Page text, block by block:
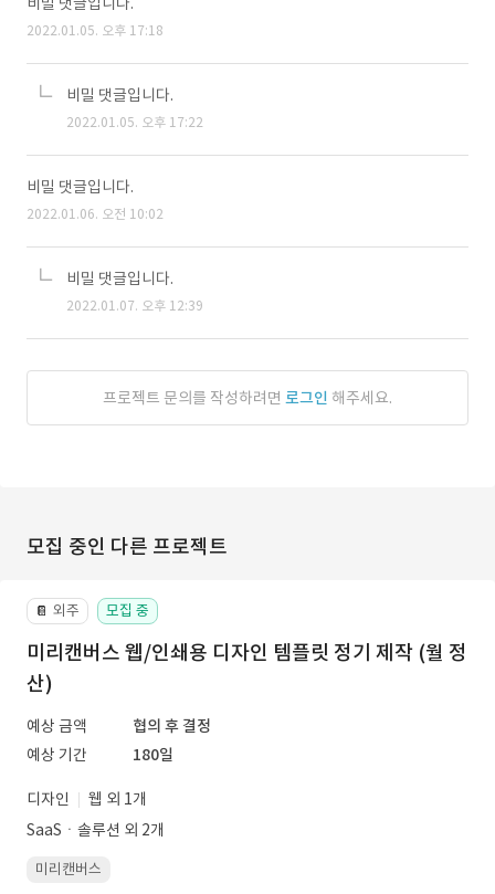
2022.01.05. 오후 17:18
비밀 댓글입니다.
2022.01.05. 오후 17:22
비밀 댓글입니다.
2022.01.06. 오전 10:02
비밀 댓글입니다.
2022.01.07. 오후 12:39
프로젝트 문의를 작성하려면 로그인 해주세요.
모집 중인 다른 프로젝트
📔 외주 모집 중
미리캔버스 웹/인쇄용 디자인 템플릿 정기 제작 (월 정
산)
예상 금액
협의 후 결정
예상 기간
180일
디자인
웹 외 1개
SaaSㆍ솔루션 외 2개
미리캔버스